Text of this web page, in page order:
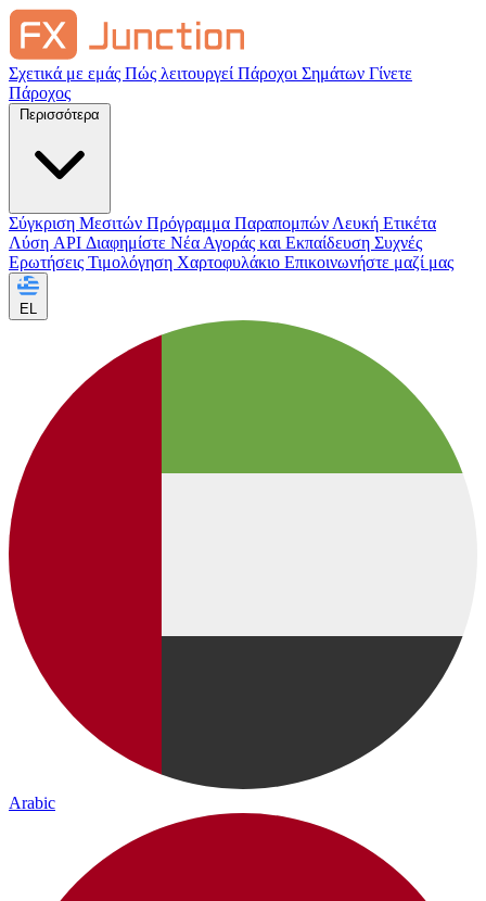
Σχετικά με εμάς Πώς λειτουργεί Πάροχοι Σημάτων Γίνετε
Πάροχος
Σύγκριση Μεσιτών Πρόγραμμα Παραπομπών Λευκή Ετικέτα
Λύση API Διαφημίστε Νέα Αγοράς και Εκπαίδευση Συχνές
Ερωτήσεις Τιμολόγηση Χαρτοφυλάκιο Επικοινωνήστε μαζί μας
EL
Arabic